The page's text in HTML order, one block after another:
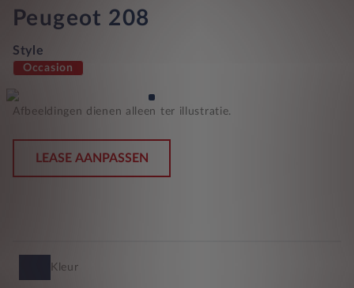
Peugeot 208
Style
Occasion
Afbeeldingen dienen alleen ter illustratie.
LEASE AANPASSEN
Kleur